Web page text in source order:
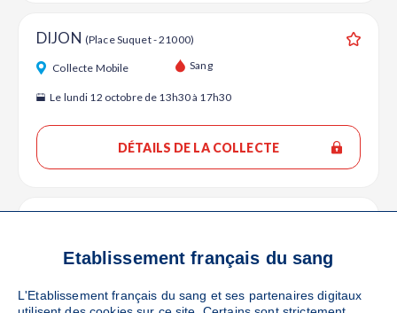
DIJON (Place Suquet - 21000)
Collecte Mobile Sang
Le lundi 12 octobre de 13h30 à 17h30
DÉTAILS DE LA COLLECTE
Collecte Mobile Sang
Etablissement français du sang
L'Etablissement français du sang et ses partenaires digitaux